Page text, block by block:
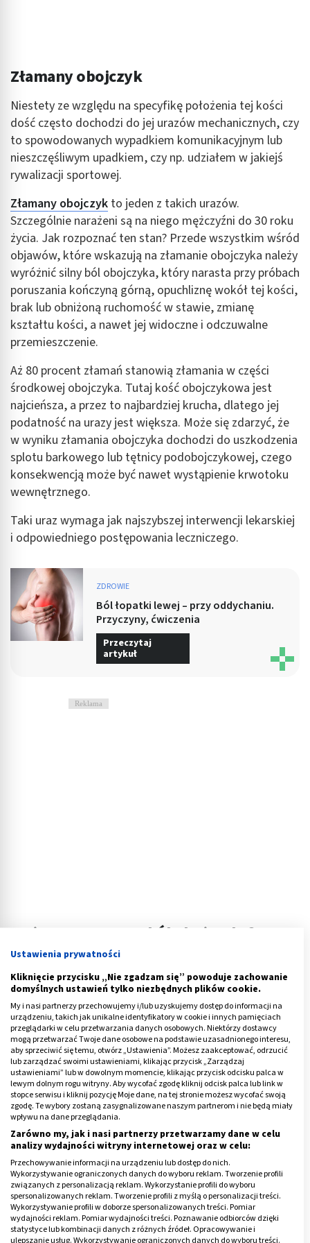
Złamany obojczyk
Niestety ze względu na specyfikę położenia tej kości
dość często dochodzi do jej urazów mechanicznych, czy
to spowodowanych wypadkiem komunikacyjnym lub
nieszczęśliwym upadkiem, czy np. udziałem w jakiejś
rywalizacji sportowej.
Złamany obojczyk to jeden z takich urazów.
Szczególnie narażeni są na niego mężczyźni do 30 roku
życia. Jak rozpoznać ten stan? Przede wszystkim wśród
objawów, które wskazują na złamanie obojczyka należy
wyróżnić silny ból obojczyka, który narasta przy próbach
poruszania kończyną górną, opuchliznę wokół tej kości,
brak lub obniżoną ruchomość w stawie, zmianę
kształtu kości, a nawet jej widoczne i odczuwalne
przemieszczenie.
Aż 80 procent złamań stanowią złamania w części
środkowej obojczyka. Tutaj kość obojczykowa jest
najcieńsza, a przez to najbardziej krucha, dlatego jej
podatność na urazy jest większa. Może się zdarzyć, że
w wyniku złamania obojczyka dochodzi do uszkodzenia
splotu barkowego lub tętnicy podobojczykowej, czego
konsekwencją może być nawet wystąpienie krwotoku
wewnętrznego.
Taki uraz wymaga jak najszybszej interwencji lekarskiej
i odpowiedniego postępowania leczniczego.
ZDROWIE
Ból łopatki lewej – przy oddychaniu.
Przyczyny, ćwiczenia
Przeczytaj
artykuł
Reklama
Co jeszcze oznacza ból obojczyka?
Bóle obojczykamogą zwiastować też inne od
złamania urazy czy stany nie spowodowane działaniem
jakiegoś czynnika zewnętrznego. Może okazać się, że
jest to symptom wskazujący nazwichnięcie
obojczykalub jego stłuczenie.
Ból w obojczyku może oznaczać także stan
przeciążenia mięśni albo zwyrodnienie stawów czy też
zmiany naczyniowo-nerwowe. W przypadku procesu
zwyrodnieniowego dotyczącego barku, oprócz bólu,
innymi oznakami są problemy z poruszaniem ręką, czy
też odczuwanie wyraźnego ograniczenia w ruchomości
w tym stawie oraz zesztywnienie stawów obręczy
barkowej.
Poza tym ból w okolicy obojczykamoże wskazywać na
schorzenia, które toczą się w ustroju. Jedną z takich
Ustawienia prywatności
Kliknięcie przycisku „Nie zgadzam się” powoduje zachowanie
domyślnych ustawień tylko niezbędnych plików cookie.
My i nasi partnerzy przechowujemy i/lub uzyskujemy dostęp do informacji na
urządzeniu, takich jak unikalne identyfikatory w cookie i innych pamięciach
przeglądarki w celu przetwarzania danych osobowych. Niektórzy dostawcy
mogą przetwarzać Twoje dane osobowe na podstawie uzasadnionego interesu,
aby sprzeciwić się temu, otwórz „Ustawienia”. Możesz zaakceptować, odrzucić
lub zarządzać swoimi ustawieniami, klikając przycisk „Zarządzaj
ustawieniami” lub w dowolnym momencie, klikając przycisk odcisku palca w
lewym dolnym rogu witryny. Aby wycofać zgodę kliknij odcisk palca lub link w
stopce serwisu i kliknij pozycję Moje dane, na tej stronie możesz wycofać swoją
zgodę. Te wybory zostaną zasygnalizowane naszym partnerom i nie będą miały
wpływu na dane przeglądania.
Zarówno my, jak i nasi partnerzy przetwarzamy dane w celu
analizy wydajności witryny internetowej oraz w celu:
Przechowywanie informacji na urządzeniu lub dostęp do nich.
Wykorzystywanie ograniczonych danych do wyboru reklam. Tworzenie profili
związanych z personalizacją reklam. Wykorzystanie profili do wyboru
spersonalizowanych reklam. Tworzenie profili z myślą o personalizacji treści.
Wykorzystywanie profili w doborze spersonalizowanych treści. Pomiar
wydajności reklam. Pomiar wydajności treści. Poznawanie odbiorców dzięki
statystyce lub kombinacji danych z różnych źródeł. Opracowywanie i
ulepszanie usług. Wykorzystywanie ograniczonych danych do wyboru treści.